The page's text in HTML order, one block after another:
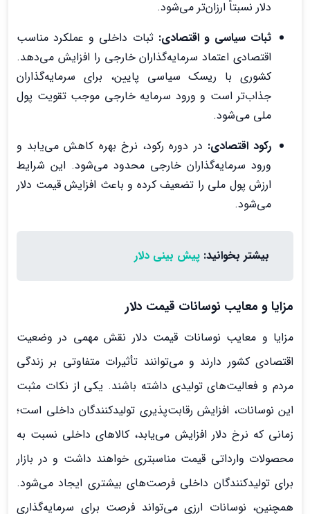
دلار نسبتاً ارزان‌تر می‌شود.
ثبات سیاسی و اقتصادی: ثبات داخلی و عملکرد مناسب
اقتصادی اعتماد سرمایه‌گذاران خارجی را افزایش می‌دهد.
کشوری با ریسک سیاسی پایین، برای سرمایه‌گذاران
جذاب‌تر است و ورود سرمایه خارجی موجب تقویت پول
ملی می‌شود.
رکود اقتصادی: در دوره رکود، نرخ بهره کاهش می‌یابد و
ورود سرمایه‌گذاران خارجی محدود می‌شود. این شرایط
ارزش پول ملی را تضعیف کرده و باعث افزایش قیمت دلار
می‌شود.
بیشتر بخوانید:پیش بینی دلار
مزایا و معایب نوسانات قیمت دلار
مزایا و معایب نوسانات قیمت دلار نقش مهمی در وضعیت
اقتصادی کشور دارند و می‌توانند تأثیرات متفاوتی بر زندگی
مردم و فعالیت‌های تولیدی داشته باشند. یکی از نکات مثبت
این نوسانات، افزایش رقابت‌پذیری تولیدکنندگان داخلی است؛
زمانی که نرخ دلار افزایش می‌یابد، کالاهای داخلی نسبت به
محصولات وارداتی قیمت مناسبتری خواهند داشت و در بازار
برای تولیدکنندگان داخلی فرصت‌های بیشتری ایجاد می‌شود.
همچنین، نوسانات ارزی می‌تواند فرصت برای سرمایه‌گذاری